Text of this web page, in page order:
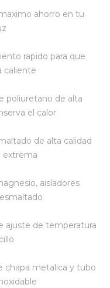
ahorro en tu
rapido para que
caliente
poliuretano de alta
el calor
de alta calidad
extrema
aisladores
ajuste de temperatura
chapa metalica y tubo